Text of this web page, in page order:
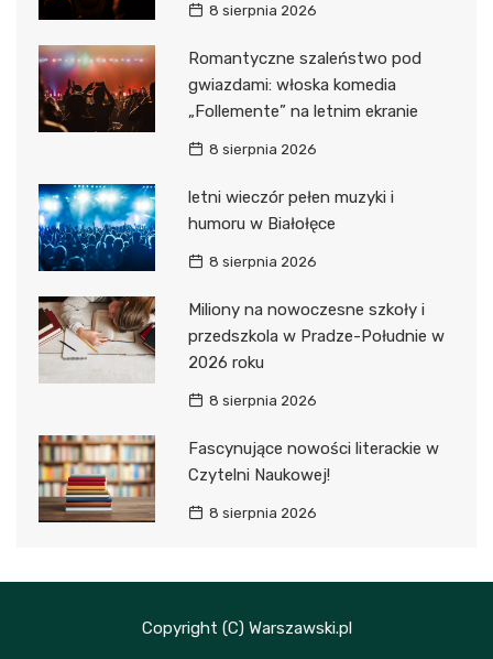
8 sierpnia 2026
Romantyczne szaleństwo pod
gwiazdami: włoska komedia
„Follemente” na letnim ekranie
8 sierpnia 2026
letni wieczór pełen muzyki i
humoru w Białołęce
8 sierpnia 2026
Miliony na nowoczesne szkoły i
przedszkola w Pradze-Południe w
2026 roku
8 sierpnia 2026
Fascynujące nowości literackie w
Czytelni Naukowej!
8 sierpnia 2026
Copyright (C) Warszawski.pl